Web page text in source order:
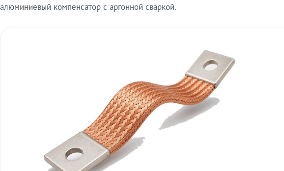
алюминиевый компенсатор с аргонной сваркой.